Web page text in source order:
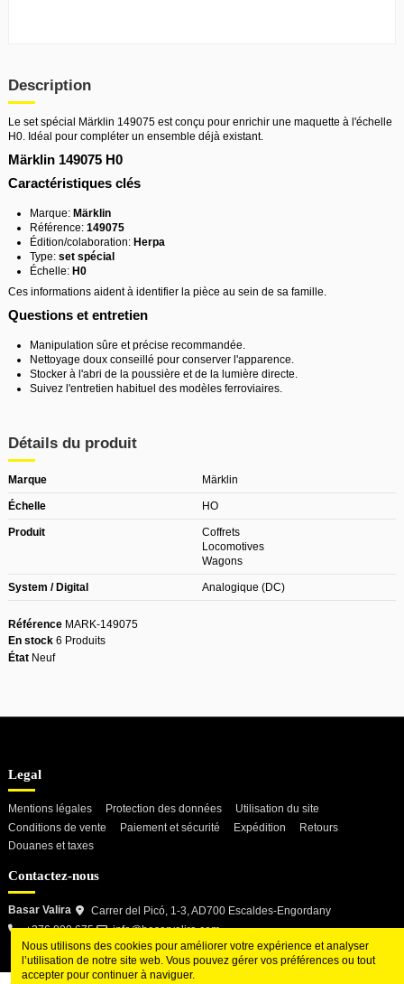
Description
Le set spécial Märklin 149075 est conçu pour enrichir une maquette à l'échelle
H0. Idéal pour compléter un ensemble déjà existant.
Märklin 149075 H0
Caractéristiques clés
Marque: Märklin
Référence: 149075
Édition/colaboration: Herpa
Type: set spécial
Échelle: H0
Ces informations aident à identifier la pièce au sein de sa famille.
Questions et entretien
Manipulation sûre et précise recommandée.
Nettoyage doux conseillé pour conserver l'apparence.
Stocker à l'abri de la poussière et de la lumière directe.
Suivez l'entretien habituel des modèles ferroviaires.
Détails du produit
Marque Märklin
Échelle HO
Produit
Coffrets
Locomotives
Wagons
System / Digital Analogique (DC)
Référence MARK-149075
En stock 6 Produits
État Neuf
Legal
Mentions légales Protection des données
Utilisation du site
Conditions de vente
Paiement et sécurité Expédition
Retours
Douanes et taxes
Contactez-nous
Basar Valira
Carrer del Picó, 1-3, AD700 Escaldes-Engordany
+376 800 675
info@basarvalira.com
Nous utilisons des cookies pour améliorer votre expérience et analyser
l’utilisation de notre site web. Vous pouvez gérer vos préférences ou tout
accepter pour continuer à naviguer.